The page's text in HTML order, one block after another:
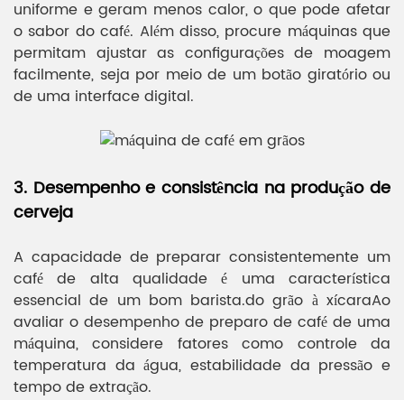
uniforme e geram menos calor, o que pode afetar
o sabor do café. Além disso, procure máquinas que
permitam ajustar as configurações de moagem
facilmente, seja por meio de um botão giratório ou
de uma interface digital.
3. Desempenho e consistência na produção de
cerveja
A capacidade de preparar consistentemente um
café de alta qualidade é uma característica
essencial de um bom barista.do grão à xícaraAo
avaliar o desempenho de preparo de café de uma
máquina, considere fatores como controle da
temperatura da água, estabilidade da pressão e
tempo de extração.